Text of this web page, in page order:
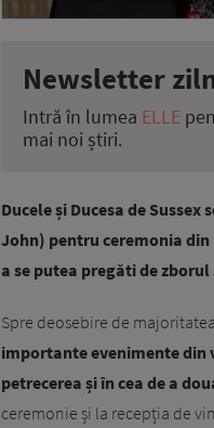
Newsletter
Intră în lumea ELLE
mai noi știri.
Ducele și Ducesa de
John) pentru ceremonia
a se putea pregăti de
Spre deosebire de
importante evenimente din
petrecerea și în cea de a
ceremonie și la recepția de